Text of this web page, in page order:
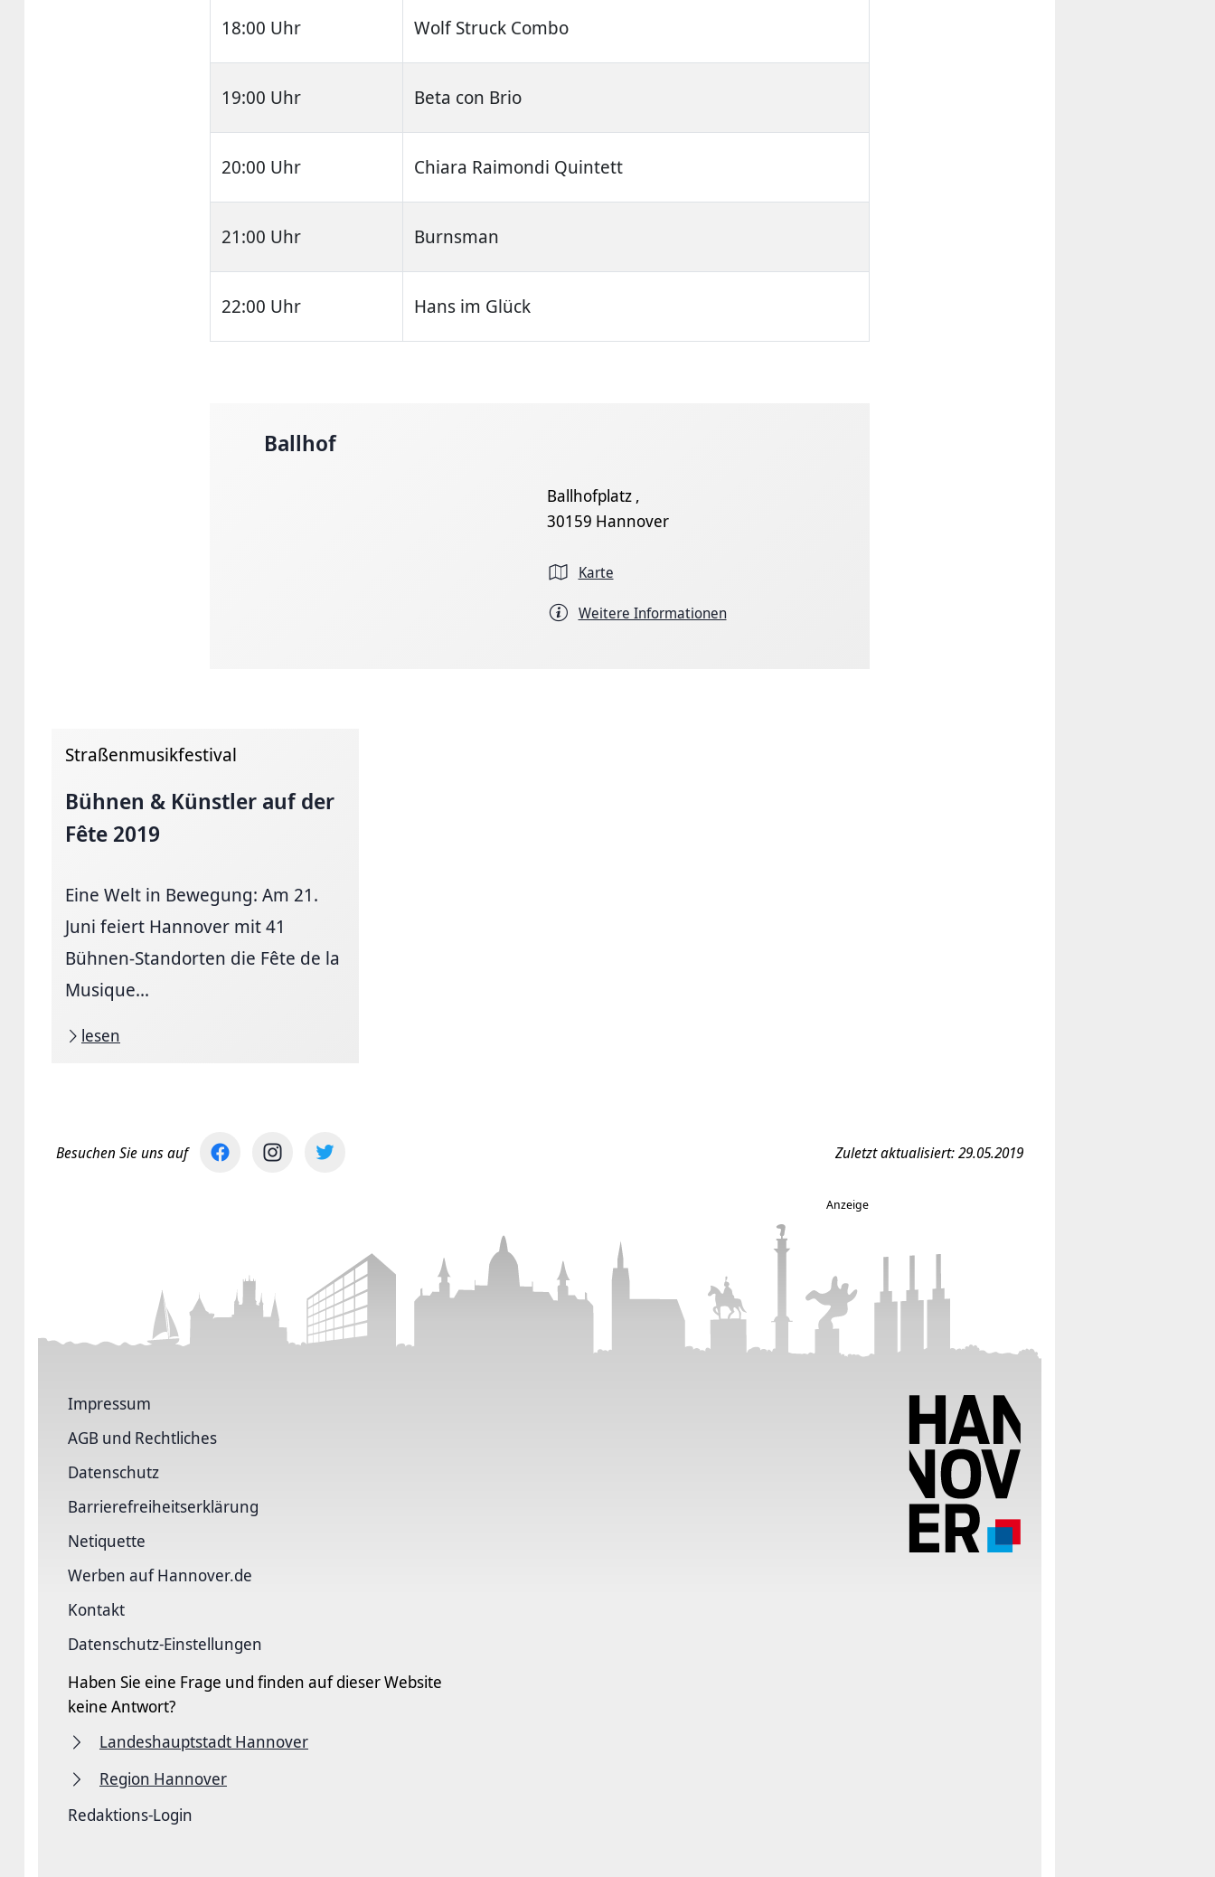
18:00 Uhr Wolf Struck Combo
19:00 Uhr Beta con Brio
20:00 Uhr Chiara Raimondi Quintett
21:00 Uhr Burnsman
22:00 Uhr Hans im Glück
Ballhof
Ballhofplatz ,
30159 Hannover
Karte
Weitere Informationen
Straßenmusikfestival
Bühnen & Künstler auf der
Fête 2019
Eine Welt in Bewegung: Am 21.
Juni feiert Hannover mit 41
Bühnen-Standorten die Fête de la
Musique...
lesen
Besuchen Sie uns auf Zuletzt aktualisiert: 29.05.2019
Anzeige
Impressum
AGB und Rechtliches
Datenschutz
Barriere­freiheits­erklärung
Netiquette
Werben auf Hannover.de
Kontakt
Datenschutz-Einstellungen
Haben Sie eine Frage und finden auf dieser Website
keine Antwort?
Landeshauptstadt Hannover
Region Hannover
Redaktions-Login